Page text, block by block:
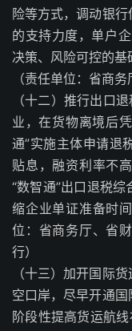
险等方式，调动银
的支持力度，单户
决策、风险可控的基
（责任单位：省商务
（十二）推行出口
业，在货物离境后
通”实施主体申请退
贴息，融资利率不
“数智通”出口退税
缩企业单证准备时
位：省商务厅、省
行）
（十三）加开国际
空口岸，尽早开通国
阶段性提高货运航